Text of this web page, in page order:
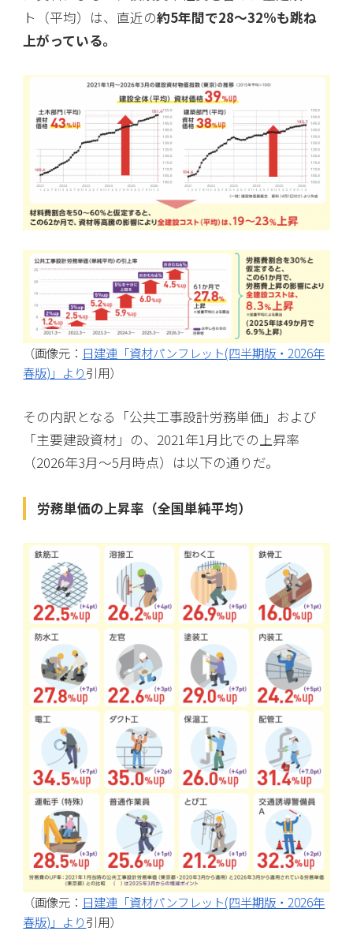
ト（平均）は、直近の約5年間で28〜32%も跳ね
上がっている。
（画像元： 日建連「資材パンフレット(四半期版・2026年
春版)」より引用）
その内訳となる「公共工事設計労務単価」および
「主要建設資材」の、2021年1月比での上昇率
（2026年3月〜5月時点）は以下の通りだ。
労務単価の上昇率（全国単純平均）
（画像元： 日建連「資材パンフレット(四半期版・2026年
春版)」より引用）